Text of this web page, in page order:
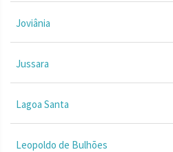
Joviânia
Jussara
Lagoa Santa
Leopoldo de Bulhões